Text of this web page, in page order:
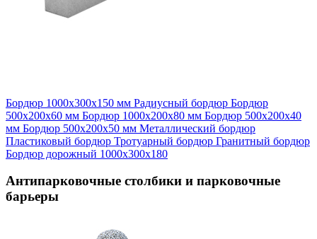
Бордюр 1000х300х150 мм Радиусный бордюр Бордюр
500х200х60 мм Бордюр 1000х200х80 мм Бордюр 500х200х40
мм Бордюр 500х200х50 мм Металлический бордюр
Пластиковый бордюр Тротуарный бордюр Гранитный бордюр
Бордюр дорожный 1000х300х180
Антипарковочные столбики и парковочные
барьеры